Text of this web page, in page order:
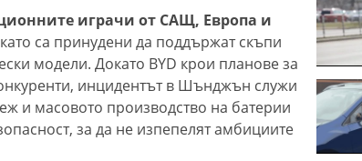
играчи от САЩ, Европа и
са принудени да поддържат скъпи
модели. Докато BYD крои планове за
инцидентът в Шънджън служи
и масовото производство на батерии
за да не изпепелят амбициите
800